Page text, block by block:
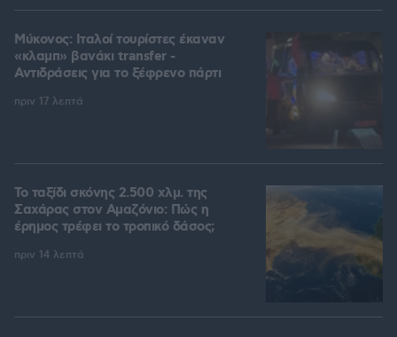
Μύκονος: Ιταλοί τουρίστες έκαναν
«κλαμπ» βανάκι transfer -
Αντιδράσεις για το ξέφρενο πάρτι
πριν 17 λεπτά
Το ταξίδι σκόνης 2.500 χλμ. της
Σαχάρας στον Αμαζόνιο: Πώς η
έρημος τρέφει το τροπικό δάσος;
πριν 14 λεπτά